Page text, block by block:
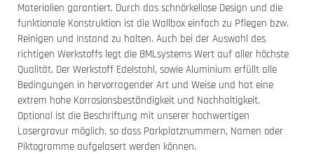
Materialien garantiert. Durch das schnörkellose Design und die
funktionale Konstruktion ist die Wallbox einfach zu Pflegen bzw.
Reinigen und Instand zu halten. Auch bei der Auswahl des
richtigen Werkstoffs legt die BMLsystems Wert auf aller höchste
Qualität. Der Werkstoff Edelstahl, sowie Aluminium erfüllt alle
Bedingungen in hervorragender Art und Weise und hat eine
extrem hohe Korrosionsbeständigkeit und Nachhaltigkeit.
Optional ist die Beschriftung mit unserer hochwertigen
Lasergravur möglich, so dass Parkplatznummern, Namen oder
Piktogramme aufgelasert werden können.